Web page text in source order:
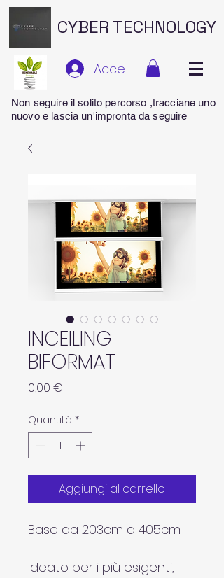
CYBER TECHNOLOGY
Accedi
Non seguire il solito percorso ,tracciane uno
nuovo e lascia un'impronta da seguire
INCEILING
BIFORMAT
0,00 €
Quantità *
Aggiungi al carrello
Base da 203cm a 405cm.
Ideato per i più esigenti,